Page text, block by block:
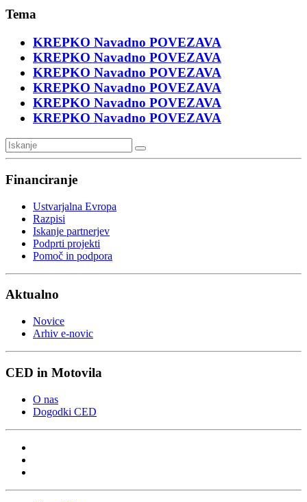
Tema
KREPKO Navadno POVEZAVA
KREPKO Navadno POVEZAVA
KREPKO Navadno POVEZAVA
KREPKO Navadno POVEZAVA
KREPKO Navadno POVEZAVA
KREPKO Navadno POVEZAVA
Financiranje
Ustvarjalna Evropa
Razpisi
Iskanje partnerjev
Podprti projekti
Pomoč in podpora
Aktualno
Novice
Arhiv e-novic
CED in Motovila
O nas
Dogodki CED